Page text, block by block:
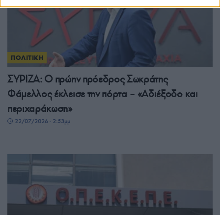
ΠΟΛΙΤΙΚΗ
ΣΥΡΙΖΑ: Ο πρώην πρόεδρος Σωκράτης
Φάμελλος έκλεισε την πόρτα – «Αδιέξοδο και
περιχαράκωση»
22/07/2026 - 2:53μμ